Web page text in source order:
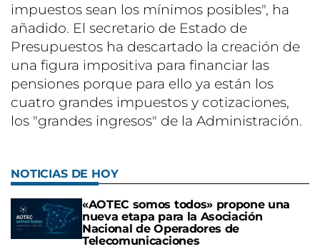
impuestos sean los mínimos posibles", ha
añadido. El secretario de Estado de
Presupuestos ha descartado la creación de
una figura impositiva para financiar las
pensiones porque para ello ya están los
cuatro grandes impuestos y cotizaciones,
los "grandes ingresos" de la Administración.
NOTICIAS DE HOY
«AOTEC somos todos» propone una
nueva etapa para la Asociación
Nacional de Operadores de
Telecomunicaciones